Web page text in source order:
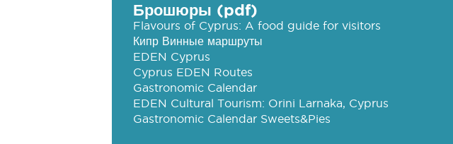
Брошюры (pdf)
Flavours of Cyprus: A food guide for visitors
Кипр Винные маршруты
EDEN Cyprus
Cyprus EDEN Routes
Gastronomic Calendar
EDEN Cultural Tourism: Orini Larnaka, Cyprus
Gastronomic Calendar Sweets&Pies